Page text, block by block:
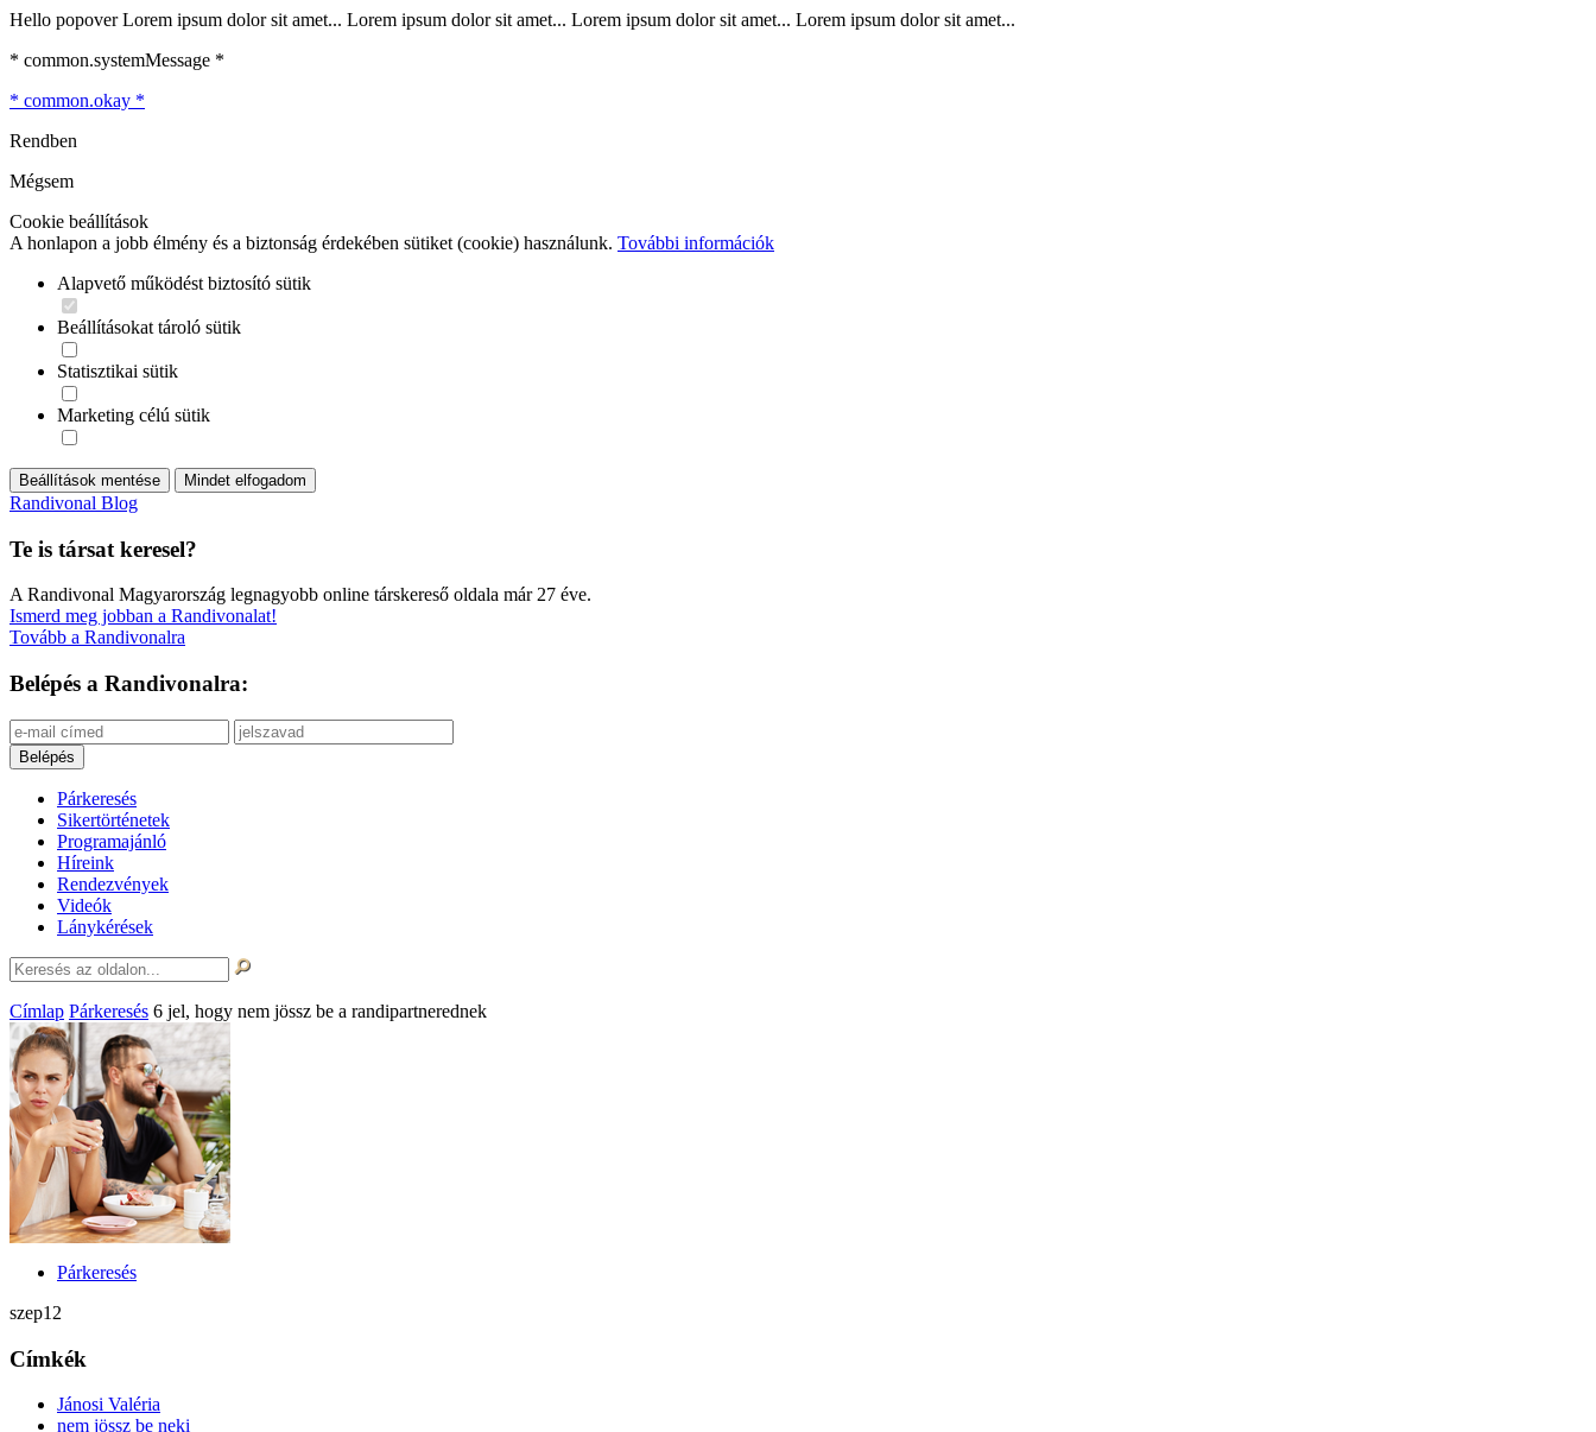
Hello popover Lorem ipsum dolor sit amet... Lorem ipsum dolor sit amet... Lorem ipsum dolor sit amet... Lorem ipsum dolor sit amet...
* common.systemMessage *
* common.okay *
Rendben
Mégsem
Cookie beállítások
A honlapon a jobb élmény és a biztonság érdekében sütiket (cookie) használunk. További információk
Alapvető működést biztosító sütik
Beállításokat tároló sütik
Statisztikai sütik
Marketing célú sütik
Beállítások mentése Mindet elfogadom
Randivonal Blog
Te is társat keresel?
A Randivonal Magyarország legnagyobb online társkereső oldala már 27 éve.
Ismerd meg jobban a Randivonalat!
Tovább a Randivonalra
Belépés a Randivonalra:
Párkeresés
Sikertörténetek
Programajánló
Híreink
Rendezvények
Videók
Lánykérések
Címlap Párkeresés 6 jel, hogy nem jössz be a randipartnerednek
Párkeresés
szep12
Címkék
Jánosi Valéria
nem jössz be neki